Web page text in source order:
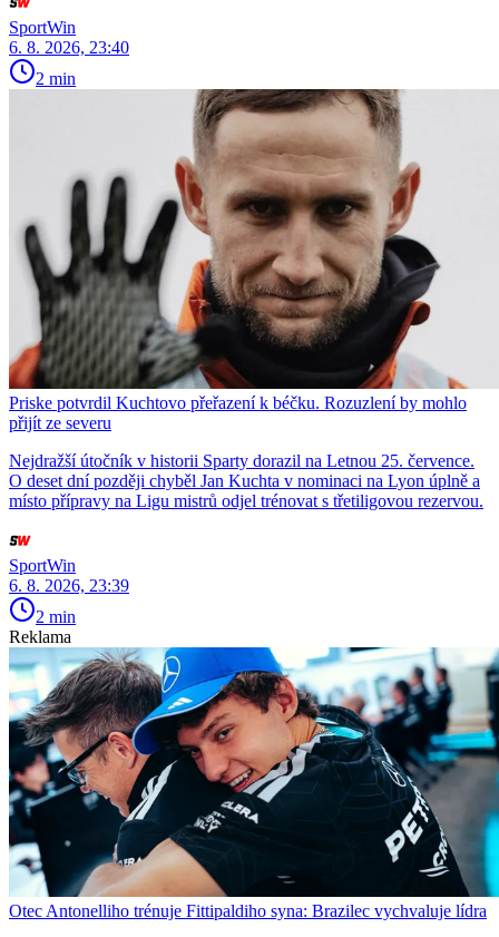
SportWin
6. 8. 2026, 23:40
2 min
Priske potvrdil Kuchtovo přeřazení k béčku. Rozuzlení by mohlo
přijít ze severu
Nejdražší útočník v historii Sparty dorazil na Letnou 25. července.
O deset dní později chyběl Jan Kuchta v nominaci na Lyon úplně a
místo přípravy na Ligu mistrů odjel trénovat s třetiligovou rezervou.
SportWin
6. 8. 2026, 23:39
2 min
Reklama
Otec Antonelliho trénuje Fittipaldiho syna: Brazilec vychvaluje lídra